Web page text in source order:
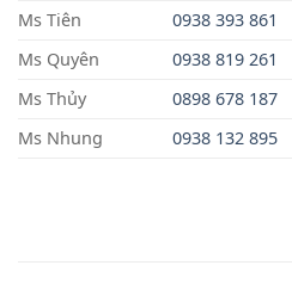
Ms Tiên
0938 393 861
Ms Quyên
0938 819 261
Ms Thủy
0898 678 187
Ms Nhung
0938 132 895